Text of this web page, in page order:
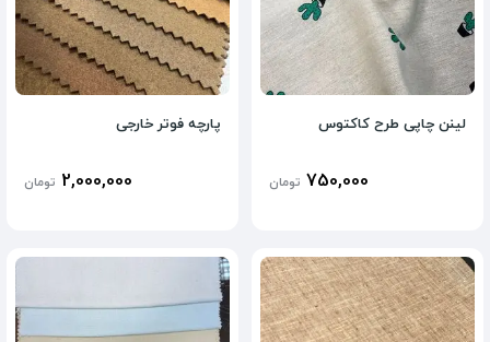
لینن چاپی طرح کاکتوس
750,000 تومان
پارچه فوتر خارجی
2,000,000 تومان